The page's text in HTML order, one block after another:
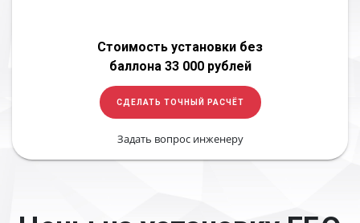
Стоимость установки без
баллона 33 000 рублей
СДЕЛАТЬ ТОЧНЫЙ РАСЧЁТ
Задать вопрос инженеру